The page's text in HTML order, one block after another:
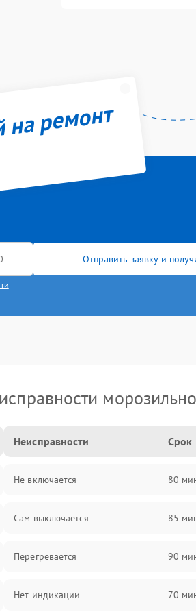
ремонт
Отправить заявку и
Неисправности Срок
Не включается 80
Сам выключается 85
Перегревается 90
Нет индикации 70